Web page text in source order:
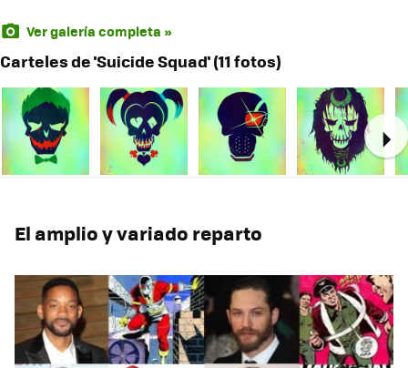
Ver galería completa »
Carteles de 'Suicide Squad' (11 fotos)
El amplio y variado reparto